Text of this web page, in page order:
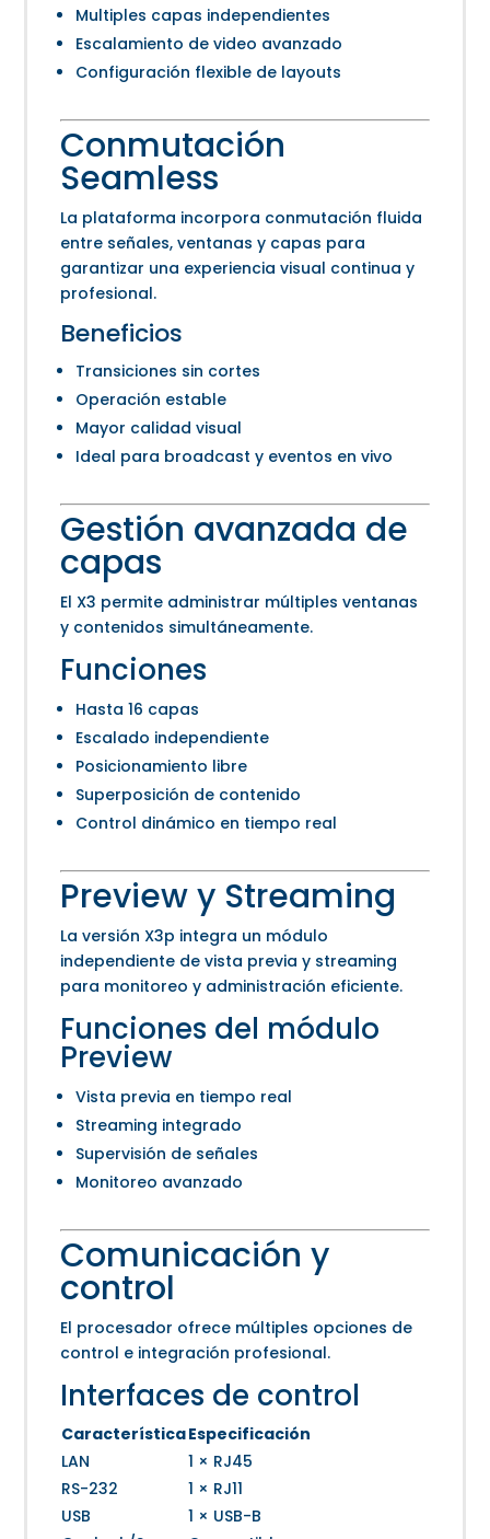
Multiples capas independientes
Escalamiento de video avanzado
Configuración flexible de layouts
Conmutación
Seamless
La plataforma incorpora conmutación fluida
entre señales, ventanas y capas para
garantizar una experiencia visual continua y
profesional.
Beneficios
Transiciones sin cortes
Operación estable
Mayor calidad visual
Ideal para broadcast y eventos en vivo
Gestión avanzada de
capas
El X3 permite administrar múltiples ventanas
y contenidos simultáneamente.
Funciones
Hasta 16 capas
Escalado independiente
Posicionamiento libre
Superposición de contenido
Control dinámico en tiempo real
Preview y Streaming
La versión X3p integra un módulo
independiente de vista previa y streaming
para monitoreo y administración eficiente.
Funciones del módulo
Preview
Vista previa en tiempo real
Streaming integrado
Supervisión de señales
Monitoreo avanzado
Comunicación y
control
El procesador ofrece múltiples opciones de
control e integración profesional.
Interfaces de control
CaracterísticaEspecificación
LAN
1 × RJ45
RS-232
1 × RJ11
USB
1 × USB-B